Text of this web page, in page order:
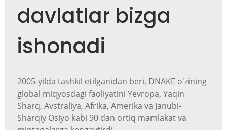
davlatlar bizga
ishonadi
2005-yilda tashkil etilganidan beri, DNAKE o'zining
global miqyosdagi faoliyatini Yevropa, Yaqin
Sharq, Avstraliya, Afrika, Amerika va Janubi-
Sharqiy Osiyo kabi 90 dan ortiq mamlakat va